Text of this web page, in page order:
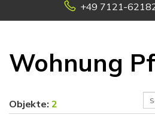
+49 7121-
Wohnung
Objekte: 2